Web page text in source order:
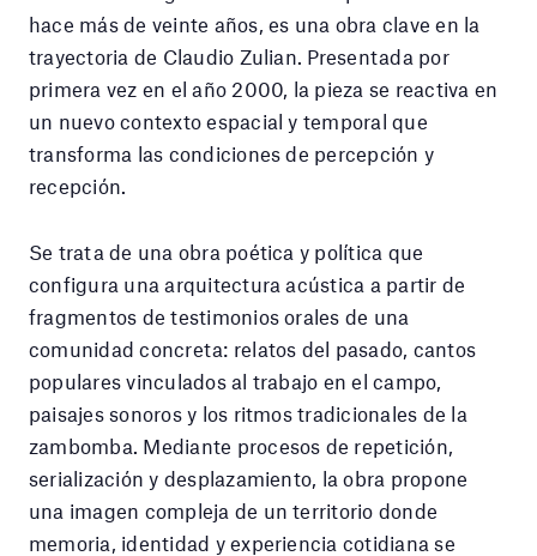
hace más de veinte años, es una obra clave en la
trayectoria de Claudio Zulian. Presentada por
primera vez en el año 2000, la pieza se reactiva en
un nuevo contexto espacial y temporal que
transforma las condiciones de percepción y
recepción.
Se trata de una obra poética y política que
configura una arquitectura acústica a partir de
fragmentos de testimonios orales de una
comunidad concreta: relatos del pasado, cantos
populares vinculados al trabajo en el campo,
paisajes sonoros y los ritmos tradicionales de la
zambomba. Mediante procesos de repetición,
serialización y desplazamiento, la obra propone
una imagen compleja de un territorio donde
memoria, identidad y experiencia cotidiana se